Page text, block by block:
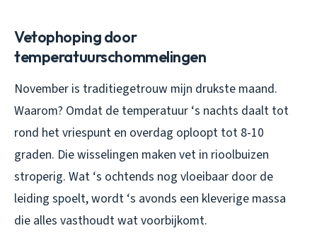
Vetophoping door
temperatuurschommelingen
November is traditiegetrouw mijn drukste maand.
Waarom? Omdat de temperatuur ‘s nachts daalt tot
rond het vriespunt en overdag oploopt tot 8-10
graden. Die wisselingen maken vet in rioolbuizen
stroperig. Wat ‘s ochtends nog vloeibaar door de
leiding spoelt, wordt ‘s avonds een kleverige massa
die alles vasthoudt wat voorbijkomt.